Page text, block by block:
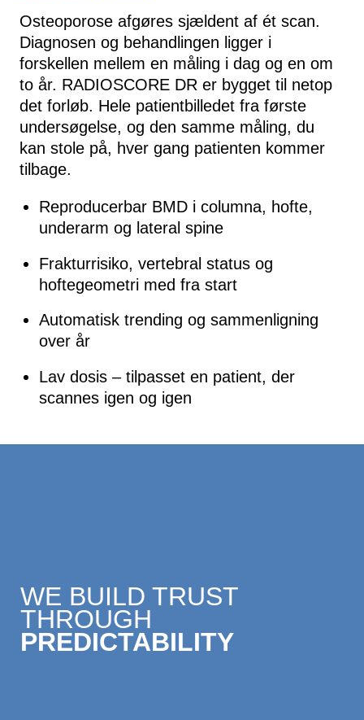
Osteoporose afgøres sjældent af ét scan.
Diagnosen og behandlingen ligger i
forskellen mellem en måling i dag og en om
to år. RADIOSCORE DR er bygget til netop
det forløb. Hele patientbilledet fra første
undersøgelse, og den samme måling, du
kan stole på, hver gang patienten kommer
tilbage.
Reproducerbar BMD i columna, hofte,
underarm og lateral spine
Frakturrisiko, vertebral status og
hoftegeometri med fra start
Automatisk trending og sammenligning
over år
Lav dosis – tilpasset en patient, der
scannes igen og igen
WE BUILD TRUST
THROUGH
PREDICTABILITY